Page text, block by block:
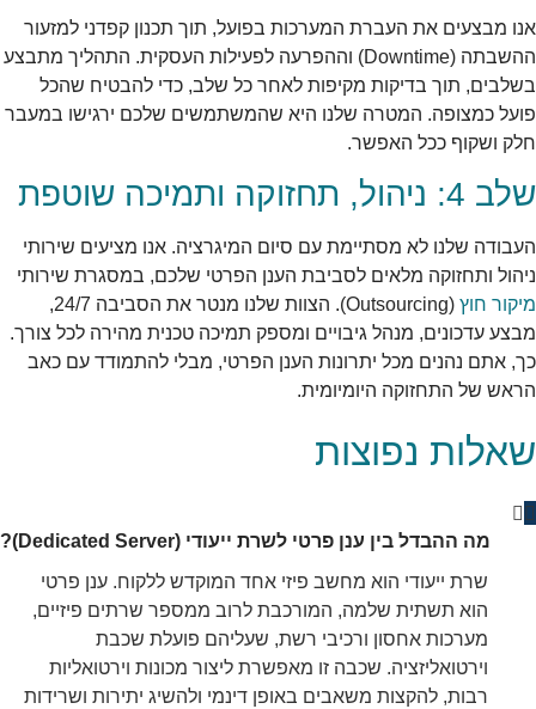
אנו מבצעים את העברת המערכות בפועל, תוך תכנון קפדני למזעור
ההשבתה (Downtime) וההפרעה לפעילות העסקית. התהליך מתבצע
בשלבים, תוך בדיקות מקיפות לאחר כל שלב, כדי להבטיח שהכל
פועל כמצופה. המטרה שלנו היא שהמשתמשים שלכם ירגישו במעבר
חלק ושקוף ככל האפשר.
שלב 4: ניהול, תחזוקה ותמיכה שוטפת
העבודה שלנו לא מסתיימת עם סיום המיגרציה. אנו מציעים שירותי
ניהול ותחזוקה מלאים לסביבת הענן הפרטי שלכם, במסגרת שירותי
מיקור חוץ
(Outsourcing). הצוות שלנו מנטר את הסביבה 24/7,
מבצע עדכונים, מנהל גיבויים ומספק תמיכה טכנית מהירה לכל צורך.
כך, אתם נהנים מכל יתרונות הענן הפרטי, מבלי להתמודד עם כאב
הראש של התחזוקה היומיומית.
שאלות נפוצות
מה ההבדל בין ענן פרטי לשרת ייעודי (Dedicated Server)?
שרת ייעודי הוא מחשב פיזי אחד המוקדש ללקוח. ענן פרטי
הוא תשתית שלמה, המורכבת לרוב ממספר שרתים פיזיים,
מערכות אחסון ורכיבי רשת, שעליהם פועלת שכבת
וירטואליזציה. שכבה זו מאפשרת ליצור מכונות וירטואליות
רבות, להקצות משאבים באופן דינמי ולהשיג יתירות ושרידות